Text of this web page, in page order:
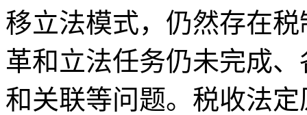
移立法模式，仍然存在
革和立法任务仍未完成
和关联等问题。税收法